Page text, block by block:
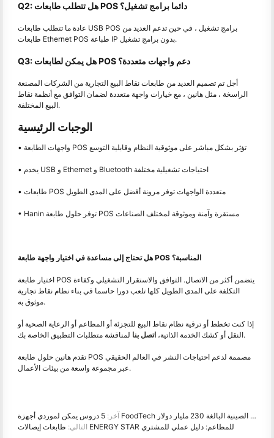
Q2: هل تتطلب طابعات POS دائما برامج تشغيل؟
عادة ما تتطلب طابعات USB POS برامج تشغيل ، في حين تدعم العديد من
طابعات Ethernet POS طباعة IP بدون برامج تشغيل.
Q3: هل يمكن لطابعات POS دعم واجهات متعددة؟
أجل تم تصميم العديد من طابعات نقاط البيع التجارية من الشركات المصنعة
الراسخة ، مثل هانين ، مع خيارات واجهة متعددة لضمان التوافق مع أنظمة نقاط
البيع المختلفة.
الوجبات الرئيسية
• واجهات الطابعة POS تؤثر بشكل مباشر على موثوقية النظام وقابلية التوسع
• يخدم USB و Ethernet و Bluetooth احتياجات تشغيلية مختلفة
• طابعات POS متعددة الواجهات توفر مرونة أفضل على المدى الطويل
• Hanin توفر حلول طابعة POS مستقرة وآمنة وموثوقة لمختلف الصناعات
هل تحتاج إلى مساعدة في اختيار واجهة طابعة POS المناسبة؟
اختيار طابعة POS يتضمن أكثر من الاتصال. التوافق والاستقرار التشغيلي وكفاءة
التكلفة على المدى الطويل كلها تلعب دورا حاسما في بناء نظام نقاط تجارية
موثوق به.
إذا كنت تخطط أو ترقية نظام نقاط البيع للتجزئة أو المطاعم أو الرعاية الصحية أو
النقل أو كشك الخدمة الذاتية، اتصل بنا لمناقشة متطلبات التطبيق الخاصة بك.
تقدم هانين حلول طابعة POS مصممة لدعم احتياجات النشر في العالم الحقيقي
عبر مجموعة واسعة من بيئات الأعمال.
آخر:
5 دروس يمكن لموردي أجهزة FoodTech العالميين تعلمها من ثورة التسليم الصينية البالغة 230 مليار دولار
التالي:
طابعات إيصالات ENERGY STAR للمطاعم: دليل عملي للمشتري